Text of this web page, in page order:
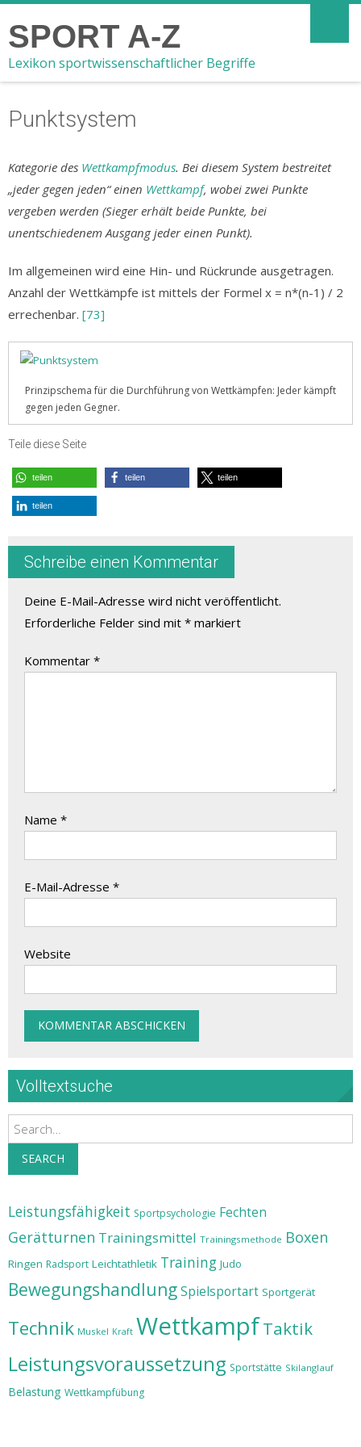
SPORT A-Z
Lexikon sportwissenschaftlicher Begriffe
Punktsystem
Kategorie des Wettkampfmodus. Bei diesem System bestreitet
„jeder gegen jeden“ einen Wettkampf, wobei zwei Punkte
vergeben werden (Sieger erhält beide Punkte, bei
unentschiedenem Ausgang jeder einen Punkt).
Im allgemeinen wird eine Hin- und Rückrunde ausgetragen.
Anzahl der Wettkämpfe ist mittels der Formel x = n*(n-1) / 2
errechenbar. [73]
Prinzipschema für die Durchführung von Wettkämpfen: Jeder kämpft
gegen jeden Gegner.
Teile diese Seite
teilen teilen teilen
teilen
Schreibe einen Kommentar
Deine E-Mail-Adresse wird nicht veröffentlicht.
Erforderliche Felder sind mit * markiert
Kommentar *
Name *
E-Mail-Adresse *
Website
Volltextsuche
Search
SEARCH
Leistungsfähigkeit Sportpsychologie Fechten
Gerätturnen Trainingsmittel Trainingsmethode Boxen
Ringen Radsport Leichtathletik Training Judo
BewegungshandlungSpielsportart Sportgerät
Technik Muskel Kraft WettkampfTaktik
Leistungsvoraussetzung Sportstätte Skilanglauf
Belastung Wettkampfübung